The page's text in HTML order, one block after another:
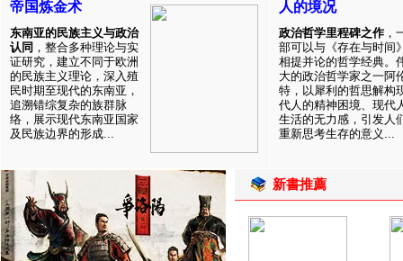
帝国炼金术
东南亚的民族主义与政治
认同 ，整合多种理论与实
证研究，建立不同于欧洲
的民族主义理论，深入殖
民时期至现代的东南亚，
追溯错综复杂的族群脉
络，展示现代东南亚国家
及民族边界的形成...
人的境况
政治哲学里程碑之作 ，
部可以与《存在与时间
相提并论的哲学经典。
大的政治哲学家之一阿
特，以犀利的哲思解构
代人的精神困境、现代
生活的无力感，引发人
重新思考生存的意义...
新書推薦